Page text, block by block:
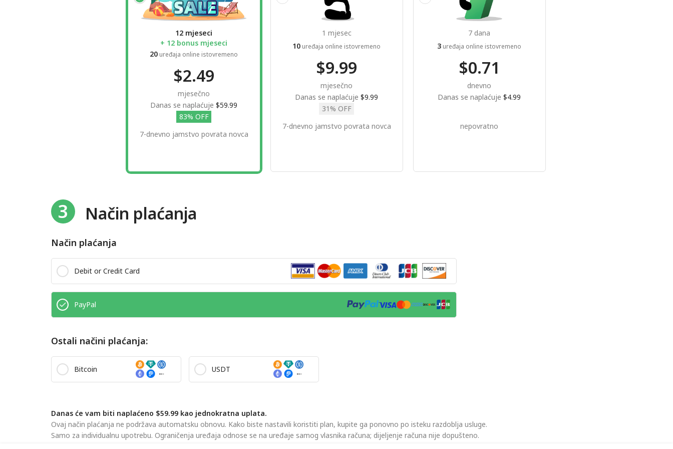
12 mjeseci
+ 12 bonus mjeseci
20 uređaja online istovremeno
$2.49
mjesečno
Danas se naplaćuje $59.99
83% OFF
7-dnevno jamstvo povrata novca
1 mjesec
10 uređaja online istovremeno
$9.99
mjesečno
Danas se naplaćuje $9.99
31% OFF
7-dnevno jamstvo povrata novca
7 dana
3 uređaja online istovremeno
$0.71
dnevno
Danas se naplaćuje $4.99
nepovratno
3 Način plaćanja
Način plaćanja
Debit or Credit Card
PayPal
Ostali načini plaćanja:
Bitcoin USDT
Danas će vam biti naplaćeno $59.99 kao jednokratna uplata.
Ovaj način plaćanja ne podržava automatsku obnovu. Kako biste nastavili koristiti plan, kupite ga ponovno po isteku razdoblja usluge.
Samo za individualnu upotrebu. Ograničenja uređaja odnose se na uređaje samog vlasnika računa; dijeljenje računa nije dopušteno.